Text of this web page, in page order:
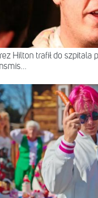
Hilton trafił do szpitala